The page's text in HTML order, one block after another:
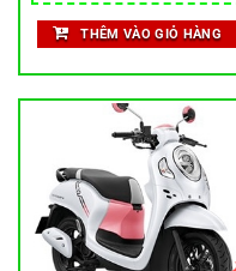
THÊM VÀO GIỎ HÀNG